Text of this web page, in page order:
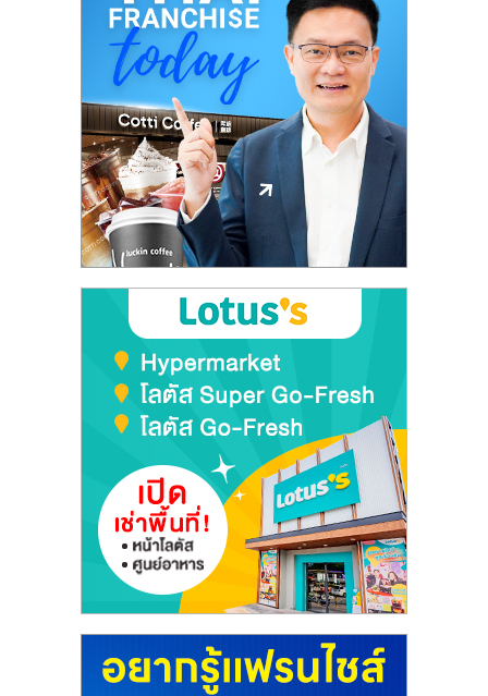
ปรึกษา
การ
ลงทุน
ขยาย
ไชส์,